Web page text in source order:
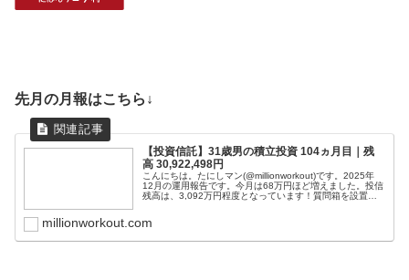
先月の月報はこちら↓
【投資信託】31歳男の積立投資 104ヵ月目｜残
高 30,922,498円
こんにちは。たにしマン(@millionworkout)です。2025年
12月の運用報告です。今月は68万円ほど増えました。投信
残高は、3,092万円程度となっています！質問箱を設置し
millionworkout.com